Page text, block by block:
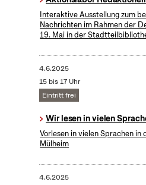
Interaktive Ausstellung zum
Nachrichten im Rahmen der
19. Mai in der
4.6.2025
15 bis 17 Uhr
Eintritt frei
Wir lesen in vielen
Vorlesen in vielen Sprachen
Mülheim
4.6.2025